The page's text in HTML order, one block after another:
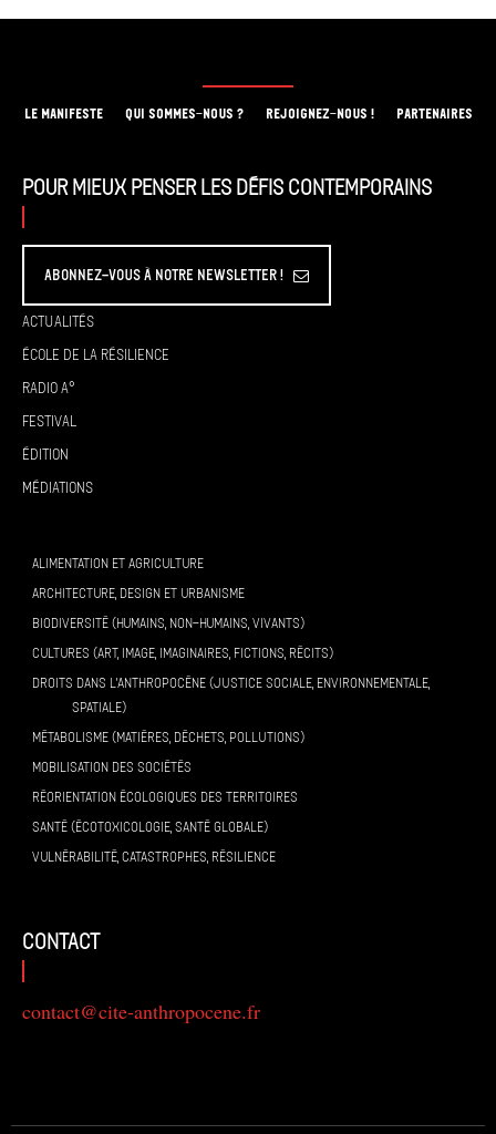
LE MANIFESTE QUI SOMMES-NOUS ? REJOIGNEZ-NOUS ! PARTENAIRES
Pour mieux penser les défis contemporains
Abonnez-vous à Notre Newsletter !
Actualités
École de la résilience
Radio A°
Festival
Édition
Médiations
ALIMENTATION ET AGRICULTURE
ARCHITECTURE, DESIGN ET URBANISME
BIODIVERSITÉ (HUMAINS, NON-HUMAINS, VIVANTS)
CULTURES (ART, IMAGE, IMAGINAIRES, FICTIONS, RÉCITS)
DROITS DANS L’ANTHROPOCÈNE (JUSTICE SOCIALE, ENVIRONNEMENTALE,
SPATIALE)
MÉTABOLISME (MATIÈRES, DÉCHETS, POLLUTIONS)
MOBILISATION DES SOCIÉTÉS
RÉORIENTATION ÉCOLOGIQUES DES TERRITOIRES
SANTÉ (ÉCOTOXICOLOGIE, SANTÉ GLOBALE)
VULNÉRABILITÉ, CATASTROPHES, RÉSILIENCE
contact
contact@cite-anthropocene.fr